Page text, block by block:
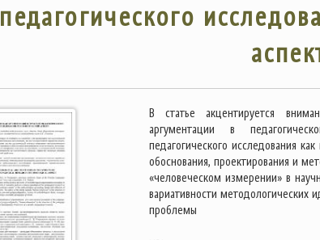
педагогического
В статье акцентируется
аргументации в
педагогического исследования
обоснования, проектирования и
«человеческом измерении» в
вариативности методологических
проблемы